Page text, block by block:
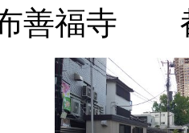
寺 都内